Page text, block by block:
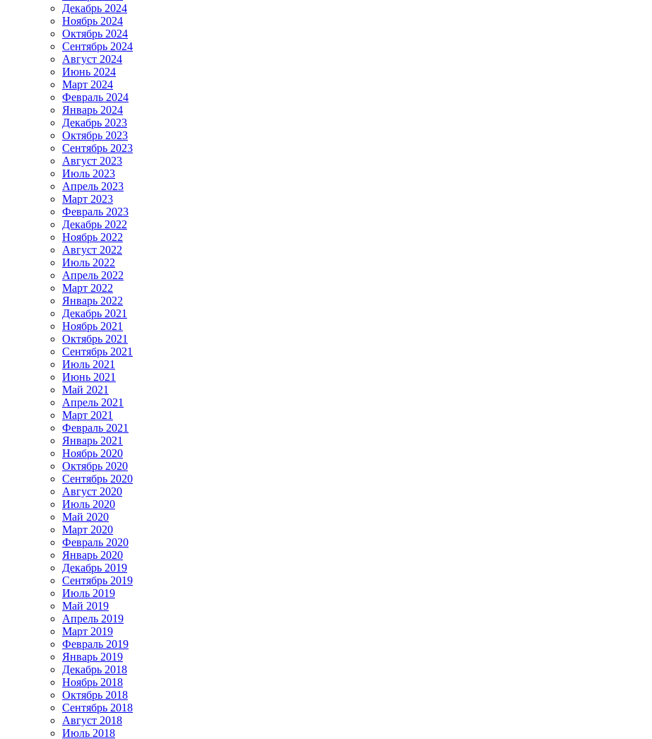
Декабрь 2024
Ноябрь 2024
Октябрь 2024
Сентябрь 2024
Август 2024
Июнь 2024
Март 2024
Февраль 2024
Январь 2024
Декабрь 2023
Октябрь 2023
Сентябрь 2023
Август 2023
Июль 2023
Апрель 2023
Март 2023
Февраль 2023
Декабрь 2022
Ноябрь 2022
Август 2022
Июль 2022
Апрель 2022
Март 2022
Январь 2022
Декабрь 2021
Ноябрь 2021
Октябрь 2021
Сентябрь 2021
Июль 2021
Июнь 2021
Май 2021
Апрель 2021
Март 2021
Февраль 2021
Январь 2021
Ноябрь 2020
Октябрь 2020
Сентябрь 2020
Август 2020
Июль 2020
Май 2020
Март 2020
Февраль 2020
Январь 2020
Декабрь 2019
Сентябрь 2019
Июль 2019
Май 2019
Апрель 2019
Март 2019
Февраль 2019
Январь 2019
Декабрь 2018
Ноябрь 2018
Октябрь 2018
Сентябрь 2018
Август 2018
Июль 2018